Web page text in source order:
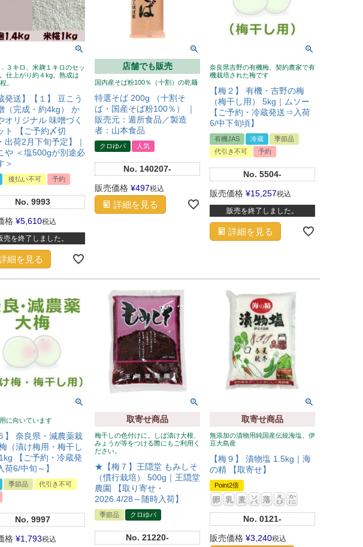
３キロ、米麹１キロのセッ
仕上がり約４kg。熟成は
。
発送】【１】 豆こう
（完成・約4kg） か
オリジナル 味噌づく
ト 【ご予約〆切
出荷2月下旬予定】｜
や ＜塩500gが別途必
＞
後払い不可 予約
No. 9993
格 ¥5,610税込
売を終了しました。
細を見る
店舗でも販売
国内産そば粉100％（十割）の乾麺
特選そば 200g （十割そ
ば・国産そば粉100％） ｜
販売元：遁所食品／製造
者：山本食品
クロゆパ 人気
No. 140207-
販売価格 ¥497税込
詳細を見る
奈良県吉野の有機梅、契約農家で有
機栽培された梅です
【梅２】 有機・吉野の梅
（梅干し用） 5kg｜ムソー
【ご予約・冷蔵発送⇒入荷
6/中下旬頃】
有機JAS 冷蔵
季節品
代引き不可
予約
No. 5504-
販売価格 ¥15,257税込
販売を終了しました。
詳細を見る
に向いています
】 奈良県・減農薬栽
（漬け梅用・梅干し
【ご予約・冷蔵発
6/中旬～】
季節品
代引き不可
No. 9997
格 ¥1,793税込
取寄せ商品
梅干しの色付けに。しば漬け大根、
みょうが等をつける際にもご利用く
ださい。
★【梅７】王隠堂 もみしそ
（慣行栽培） 500g｜王隠堂
農園 【取り寄せ・
2026.4/28～随時入荷】
季節品 クロゆパ
No. 21220-
取寄せ商品
無添加の漬物用純国産伝統海塩、伊
豆大島産
【梅９】 漬物塩 1.5kg｜海
の精 【取寄せ】
Point2倍
No. 0121-
販売価格 ¥3,240税込